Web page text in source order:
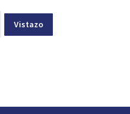
Vistazo